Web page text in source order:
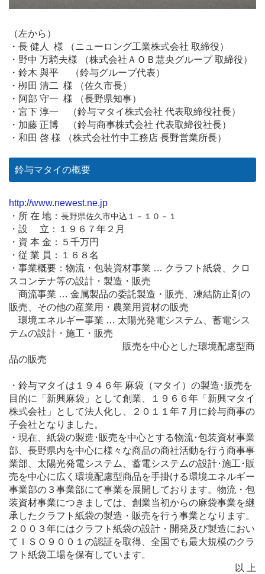
（左から）
・長 健人 様 （ニューロング工業株式会社 取締役）
・野中 万騎夫様 （株式会社ＡＯＢ慧央グループ 取締役）
・鈴木 與平 （鈴与グループ代表）
・栁田 清二 様 （佐久市長）
・阿部 守一 様 （長野県知事）
・宮下 淳一 （鈴与マタイ株式会社 代表取締役社長）
・加藤 正博 （鈴与商事株式会社 代表取締役社長）
・和田 啓 様 （株式会社竹中工務店 長野営業所長）
鈴与マタイの概要
http://www.newest.ne.jp
・所 在 地： 長野県佐久市中込１－１０－１
・設 立：１９６７年２月
・資 本 金：５千万円
・従 業 員：１６８名
・事業概要：物流・包装資材事業 … クラフト紙袋、クロ
スコンテナ等の設計・製造・販売
商流事業 … 金属製品の委託製造・販売、凍結防止剤の
販売、その他の産業用・農業用資材の販売
環境エネルギー事業 … 太陽光発電システム、蓄電シス
テムの設計・施工・販売
販売を中心とした環境配慮型商
品の販売
・鈴与マタイは１９４６年 麻袋（マタイ）の製造･販売を
目的に「新興麻袋」として創業、１９６６年「新興マタイ
株式会社」として法人化し、２０１１年７月に鈴与商事の
子会社となりました。
・現在、紙袋の製造･販売を中心とする物流･包装資材事業
部、長野県内を中心に様々な商品の商社活動を行う商事事
業部、太陽光発電システム、蓄電システムの設計･施工･販
売を中心に広く環境配慮型商品を手掛ける環境エネルギー
事業部の３事業部にて事業を展開しております。物流・包
装資材事業につきましては、創業当初からの麻袋事業を継
承したクラフト紙袋の製造・販売を行う事業となります。
２００３年にはクラフト紙袋の設計・開発及び製造におい
てＩＳＯ９００１の認証を取得、全国でも最大規模のクラ
フト紙袋工場を保有しています。
以 上